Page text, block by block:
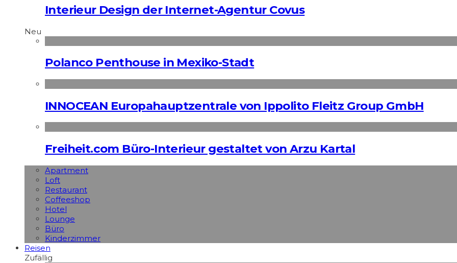
Interieur Design der Internet-Agentur Covus
Neu
Polanco Penthouse in Mexiko-Stadt
INNOCEAN Europahauptzentrale von Ippolito Fleitz Group GmbH
Freiheit.com Büro-Interieur gestaltet von Arzu Kartal
Apart­ment
Loft
Restaurant
Coffeeshop
Hotel
Lounge
Büro
Kinderzimmer
Reisen
Zufällig